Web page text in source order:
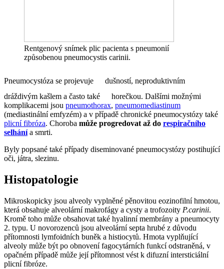
Rentgenový snímek plic pacienta s pneumonií
způsobenou pneumocystis carinii.
Pneumocystóza se projevuje
dušností, neproduktivním
dráždivým kašlem a často také
horečkou. Dalšími možnými
komplikacemi jsou pneumothorax, pneumomediastinum
(mediastinální emfyzém) a v případě chronické pneumocystózy také
plicní fibróza. Choroba může progredovat až do respiračního
selhánía smrti.
Byly popsané také případy diseminované pneumocystózy postihující
oči, játra, slezinu.
Histopatologie
Mikroskopicky jsou alveoly vyplněné pěnovitou eozinofilní hmotou,
která obsahuje alveolární makrofágy a cysty a trofozoity P.carinii.
Kromě toho může obsahovat také hyalinní membrány a pneumocyty
2. typu. U novorozenců jsou alveolární septa hrubé z důvodu
přítomnosti lymfoidních buněk a histiocytů. Hmota vyplňující
alveoly může být po obnovení fagocytárních funkcí odstraněná, v
opačném případě může její přítomnost vést k difuzní intersticiální
plicní fibróze.